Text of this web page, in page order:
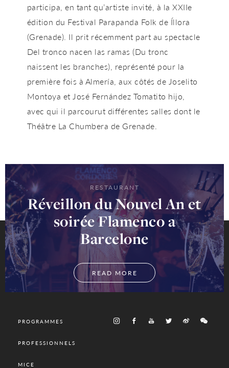
participa, en tant qu’artiste invité, à la XXIIe
édition du Festival Parapanda Folk de Íllora
(Grenade). Il prit récemment part au spectacle
Del tronco nacen las ramas (Du tronc
naissent les branches), représenté pour la
première fois à Almería, aux côtés de Joselito
Montoya et José Fernández Tomatito hijo,
avec qui il parcourut différentes salles dont le
Théâtre La Chumbera de Grenade.
RESTAURANT
Réveillon du Nouvel An et
soirée Flamenco a
Barcelone
READ MORE
PROGRAMMES
PROFESSIONNELS
MICE